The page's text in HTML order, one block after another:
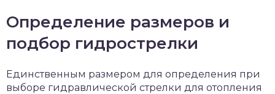
Определение размеров и
подбор гидрострелки
Единственным размером для определения при
выборе гидравлической стрелки для отопления